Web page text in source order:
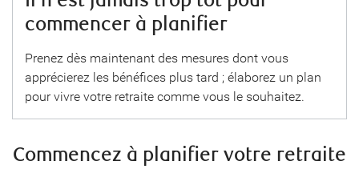
commencer à planifier
Prenez dès maintenant des mesures dont vous
apprécierez les bénéfices plus tard ; élaborez un plan
pour vivre votre retraite comme vous le souhaitez.
Commencez à planifier votre retraite